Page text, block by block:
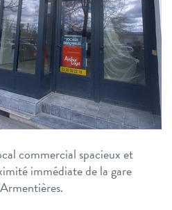
commercial spacieux et
immédiate de la gare